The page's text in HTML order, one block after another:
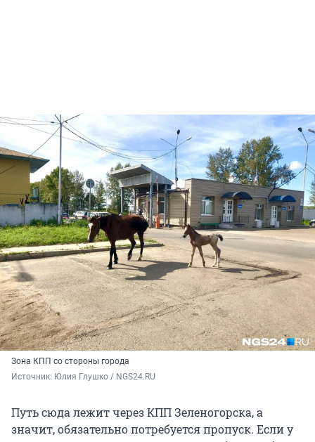
Зона КПП со стороны города
Источник: Юлия Глушко / NGS24.RU
Путь сюда лежит через КПП Зеленогорска, а
значит, обязательно потребуется пропуск. Если у